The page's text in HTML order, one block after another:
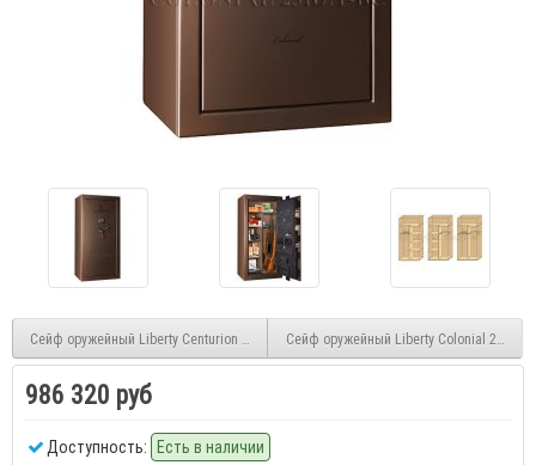
Сейф оружейный Liberty Centurion 24BKT FI ELСейф оружейный Liberty Colonial 23WTP-
986 320 руб
Доступность: Есть в наличии